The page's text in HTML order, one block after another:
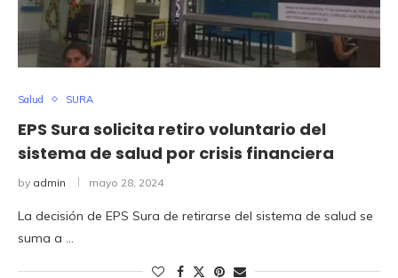
Salud SURA
EPS Sura solicita retiro voluntario del
sistema de salud por crisis financiera
by admin mayo 28, 2024
La decisión de EPS Sura de retirarse del sistema de salud se
suma a …